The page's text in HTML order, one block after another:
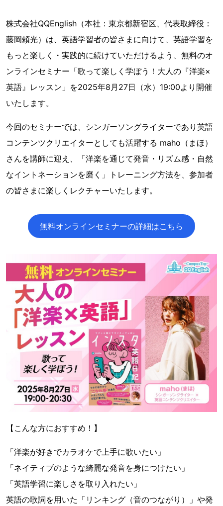
株式会社QQEnglish（本社：東京都新宿区、代表取締役：
藤岡頼光）は、英語学習者の皆さまに向けて、英語学習を
もっと楽しく・実践的に続けていただけるよう、無料のオ
ンラインセミナー「歌って楽しく学ぼう！大人の『洋楽×
英語』レッスン」を2025年8月27日（水）19:00より開催
いたします。
今回のセミナーでは、シンガーソングライターであり英語
コンテンツクリエイターとしても活躍する maho（まほ）
さんを講師に迎え、「洋楽を通じて発音・リズム感・自然
なイントネーションを磨く」トレーニング方法を、参加者
の皆さまに楽しくレクチャーいたします。
無料オンラインセミナーの詳細はこちら
【こんな方におすすめ！】
「洋楽が好きでカラオケで上手に歌いたい」
「ネイティブのような綺麗な発音を身につけたい」
「英語学習に楽しさを取り入れたい」
英語の歌詞を用いた「リンキング（音のつながり）」や発